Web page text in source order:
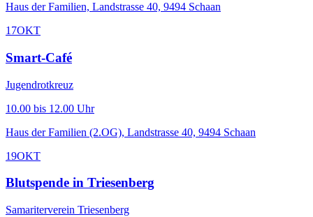
Haus der Familien, Landstrasse 40, 9494 Schaan
17OKT
Smart-Café
Jugendrotkreuz
10.00 bis 12.00 Uhr
Haus der Familien (2.OG), Landstrasse 40, 9494 Schaan
19OKT
Blutspende in Triesenberg
Samariterverein Triesenberg